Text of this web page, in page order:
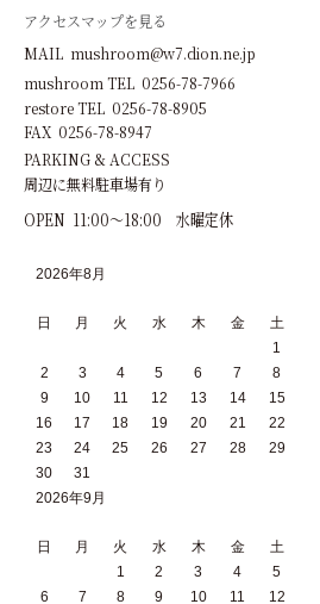
アクセスマップを見る
MAIL mushroom@w7.dion.ne.jp
mushroom TEL 0256-78-7966
restore TEL 0256-78-8905
FAX 0256-78-8947
PARKING & ACCESS
周辺に無料駐車場有り
OPEN 11:00～18:00 水曜定休
2026年8月
日 月 火 水 木 金
土
1
2
3 4 5 6 7
8
9
10 11 12 13 14
15
16
17 18 19 20 21
22
23
24 25 26 27 28
29
30
31
2026年9月
日 月 火 水 木 金
土
1
2 3 4
5
6
7 8 9 10 11 12